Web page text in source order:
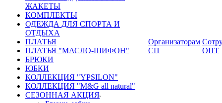
ЖАКЕТЫ
КОМПЛЕКТЫ
ОДЕЖДА ДЛЯ СПОРТА И
ОТДЫХА
ПЛАТЬЯ
ПЛАТЬЯ "МАСЛО-ШИФОН"
БРЮКИ
ЮБКИ
КОЛЛЕКЦИЯ "YPSILON"
КОЛЛЕКЦИЯ "M&G all natural"
СЕЗОННАЯ АКЦИЯ
Организаторам
СП
ОПТ